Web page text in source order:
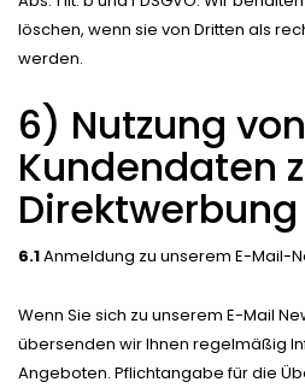
löschen, wenn sie von Dritten als
werden.
6) Nutzung von
Kundendaten
Direktwerbung
6.1Anmeldung zu unserem E-Mail-
Wenn Sie sich zu unserem E-Mail
übersenden wir Ihnen regelmäßig
Angeboten. Pflichtangabe für die